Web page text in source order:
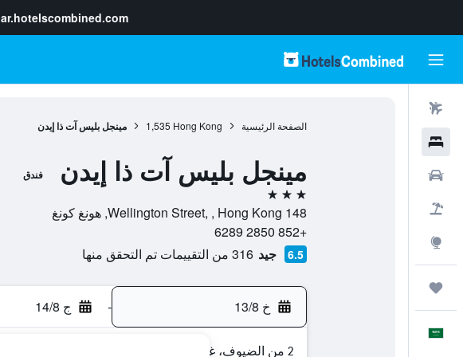
ar.hotelscombined.com
الصفحة الرئيسية Hong Kong
1,535 مينجل بليس آت ذا إيدن
مينجل بليس آت ذا إيدن فندق
3 نجوم
148 Wellington Street, , Hong Kong, هونغ كونغ
+852 2850 6289
6.5 جيد 316 من التقييمات تم التحقق منها
خ 13/8 - ج 14/8
2 من الضيوف، غرفة واحدة